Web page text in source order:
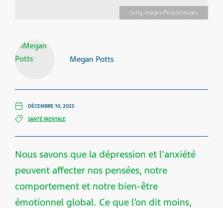
Getty Images/PeopleImages
Megan Potts
DÉCEMBRE 10, 2025
SANTÉ MENTALE
Nous savons que la dépression et l'anxiété
peuvent affecter nos pensées, notre
comportement et notre bien-être
émotionnel global. Ce que l’on dit moins,